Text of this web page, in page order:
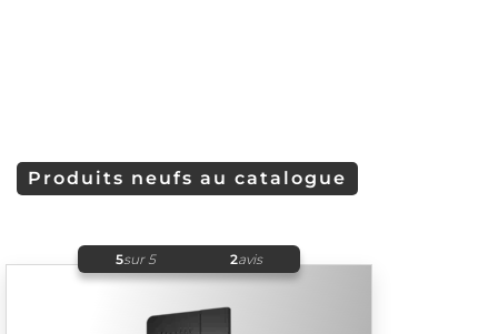
Produits neufs au catalogue
5sur 5 2avis